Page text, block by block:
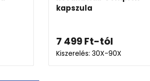
-tól
Kiszerelés: 30X-90X